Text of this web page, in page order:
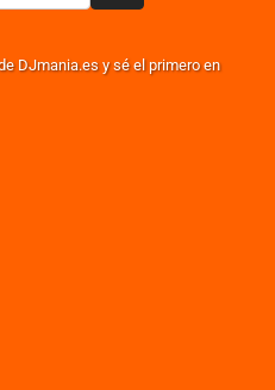
DJmania.es y sé el primero en